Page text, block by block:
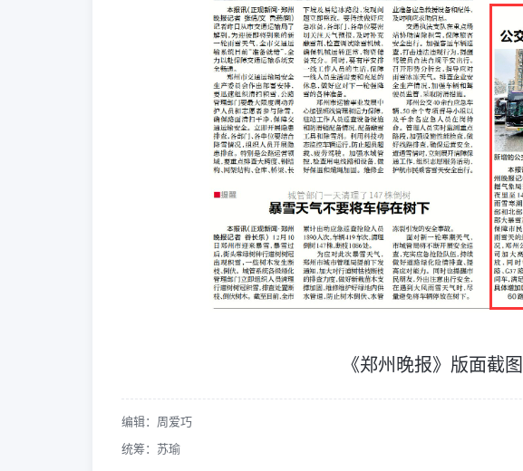
《郑州晚报》版面截图
编辑：周爱巧
统筹：苏瑜